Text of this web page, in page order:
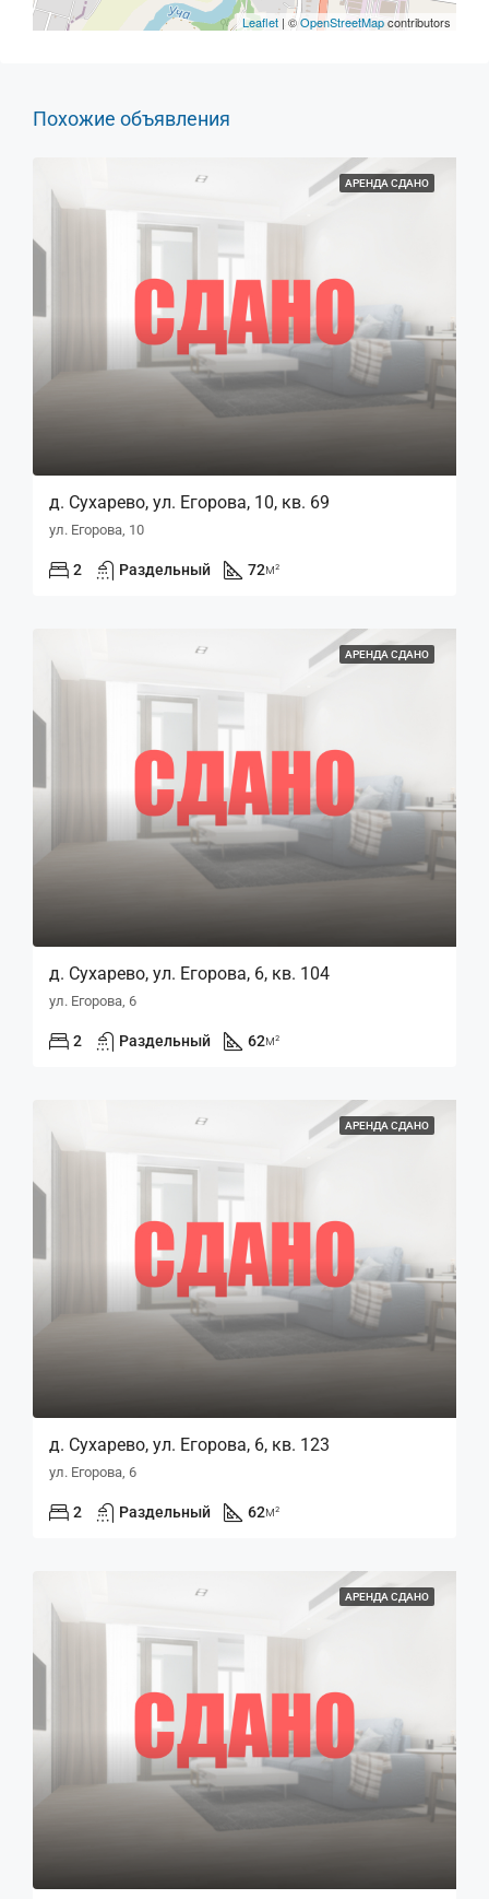
Leaflet | ©OpenStreetMapcontributors
Похожие объявления
АРЕНДА СДАНО
д. Сухарево, ул. Егорова, 10, кв. 69
ул. Егорова, 10
2 Раздельный 72м²
АРЕНДА СДАНО
д. Сухарево, ул. Егорова, 6, кв. 104
ул. Егорова, 6
2 Раздельный 62м²
АРЕНДА СДАНО
д. Сухарево, ул. Егорова, 6, кв. 123
ул. Егорова, 6
2 Раздельный 62м²
АРЕНДА СДАНО